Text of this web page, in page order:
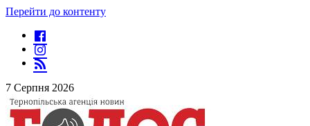
Перейти до контенту
7 Серпня 2026